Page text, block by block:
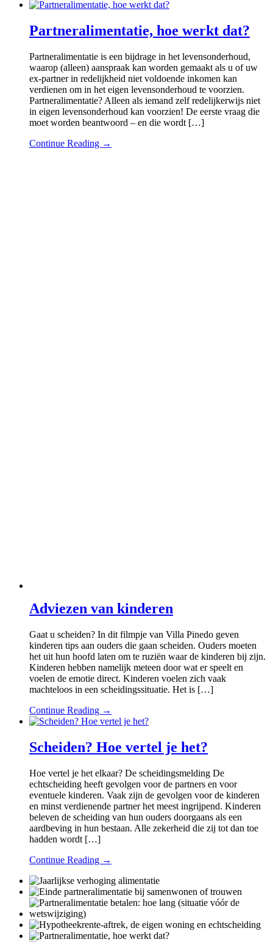
Partneralimentatie, hoe werkt dat?
Partneralimentatie is een bijdrage in het levensonderhoud,
waarop (alleen) aanspraak kan worden gemaakt als u of uw
ex-partner in redelijkheid niet voldoende inkomen kan
verdienen om in het eigen levensonderhoud te voorzien.
Partneralimentatie? Alleen als iemand zelf redelijkerwijs niet
in eigen levensonderhoud kan voorzien! De eerste vraag die
moet worden beantwoord – en die wordt […]
Continue Reading →
Adviezen van kinderen
Gaat u scheiden? In dit filmpje van Villa Pinedo geven
kinderen tips aan ouders die gaan scheiden. Ouders moeten
het uit hun hoofd laten om te ruziën waar de kinderen bij zijn.
Kinderen hebben namelijk meteen door wat er speelt en
voelen de emotie direct. Kinderen voelen zich vaak
machteloos in een scheidingssituatie. Het is […]
Continue Reading →
Scheiden? Hoe vertel je het?
Hoe vertel je het elkaar? De scheidingsmelding De
echtscheiding heeft gevolgen voor de partners en voor
eventuele kinderen. Vaak zijn de gevolgen voor de kinderen
en minst verdienende partner het meest ingrijpend. Kinderen
beleven de scheiding van hun ouders doorgaans als een
aardbeving in hun bestaan. Alle zekerheid die zij tot dan toe
hadden wordt […]
Continue Reading →